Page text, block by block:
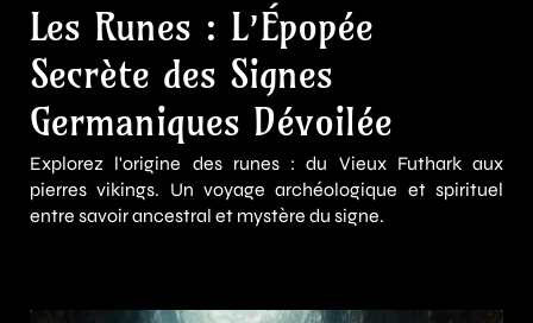
Les Runes : L’Épopée
Secrète des Signes
Germaniques Dévoilée
Explorez l'origine des runes : du Vieux Futhark aux
pierres vikings. Un voyage archéologique et spirituel
entre savoir ancestral et mystère du signe.